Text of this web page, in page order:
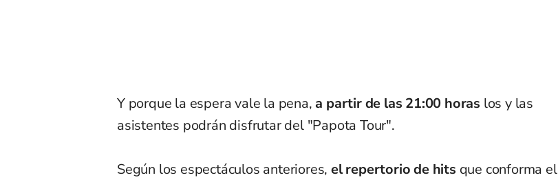
Y porque la espera vale la pena, a partir de las 21:00 horas los y las
asistentes podrán disfrutar del "Papota Tour".
Según los espectáculos anteriores, el repertorio de hits que conforma el